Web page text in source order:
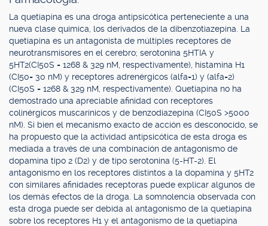
La quetiapina es una droga antipsicótica perteneciente a una
nueva clase química, los derivados de la dibenzotiazepina. La
quetiapina es un antagonista de múltiples receptores de
neurotransmisores en el cerebro; serotonina 5HTIA y
5HT2(CI50S = 1268 & 329 nM, respectivamente), histamina H1
(CI50= 30 nM) y receptores adrenérgicos (alfa=1) y (alfa=2)
(CI50S = 1268 & 329 nM, respectivamente). Quetiapina no ha
demostrado una apreciable afinidad con receptores
colinérgicos muscarínicos y de benzodiazepina (CI50S >5000
nM). Si bien el mecanismo exacto de acción es desconocido, se
ha propuesto que la actividad antipsicótica de esta droga es
mediada a través de una combinación de antagonismo de
dopamina tipo 2 (D2) y de tipo serotonina (5-HT-2). El
antagonismo en los receptores distintos a la dopamina y 5HT2
con similares afinidades receptoras puede explicar algunos de
los demás efectos de la droga. La somnolencia observada con
esta droga puede ser debida al antagonismo de la quetiapina
sobre los receptores H1 y el antagonismo de la quetiapina